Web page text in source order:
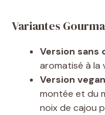
Variantes
Version sans
aromatisé à la
Version vegan
montée et du
noix de cajou